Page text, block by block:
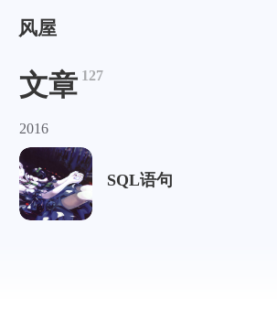
风屋
文章 127
2016
SQL语句